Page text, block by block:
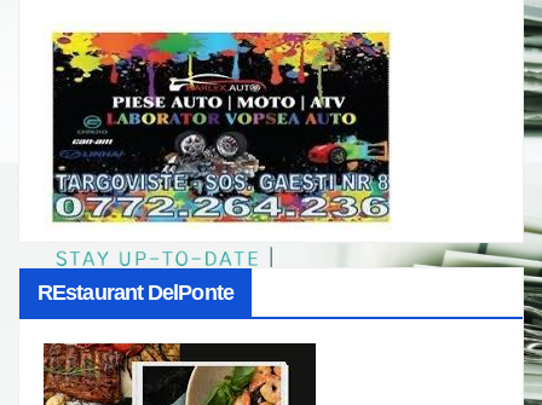
REstaurant DelPonte